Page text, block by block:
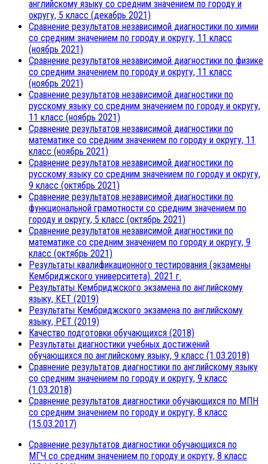
английскому языку со средним значением по городу и
округу, 5 класс (декабрь 2021)
Сравнение результатов независимой диагностики по химии
со средним значением по городу и округу, 11 класс
(ноябрь 2021)
Сравнение результатов независимой диагностики по физике
со средним значением по городу и округу, 11 класс
(ноябрь 2021)
Сравнение результатов независимой диагностики по
русскому языку со средним значением по городу и округу,
11 класс (ноябрь 2021)
Сравнение результатов независимой диагностики по
математике со средним значением по городу и округу, 11
класс (ноябрь 2021)
Сравнение результатов независимой диагностики по
русскому языку со средним значением по городу и округу,
9 класс (октябрь 2021)
Сравнение результатов независимой диагностики по
функциональной грамотности со средним значением по
городу и округу, 5 класс (октябрь 2021)
Сравнение результатов независимой диагностики по
математике со средним значением по городу и округу, 9
класс (октябрь 2021)
Результаты квалификационного тестирования (экзамены
Кембриджского университета). 2021 г.
Результаты Кембриджского экзамена по английскому
языку, KET (2019)
Результаты Кембриджского экзамена по английскому
языку, PET (2019)
Качество подготовки обучающихся (2018)
Результаты диагностики учебных достижений
обучающихся по английскому языку, 9 класс (1.03.2018)
Сравнение результатов диагностики по английскому языку
со средним значением по городу и округу, 9 класс
(1.03.2018)
Сравнение результатов диагностики обучающихся по МПН
со средним значением по городу и округу, 8 класс
(15.03.2017)
Сравнение результатов диагностики обучающихся по
МГЧ со средним значением по городу и округу, 8 класс